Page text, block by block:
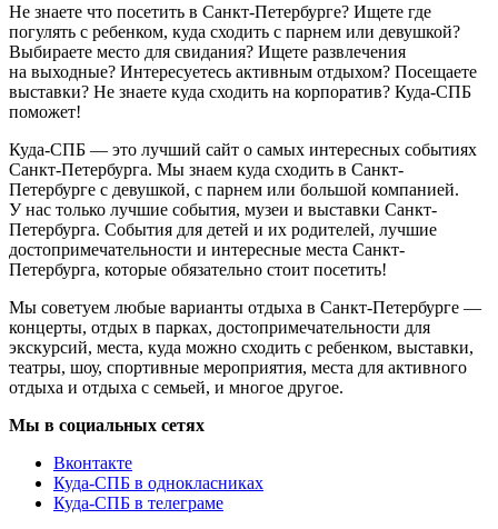
Не знаете что посетить в Санкт-Петербурге? Ищете где
погулять с ребенком, куда сходить с парнем или девушкой?
Выбираете место для свидания? Ищете развлечения
на выходные? Интересуетесь активным отдыхом? Посещаете
выставки? Не знаете куда сходить на корпоратив? Куда-СПБ
поможет!
Куда-СПБ — это лучший сайт о самых интересных событиях
Санкт-Петербурга. Мы знаем куда сходить в Санкт-
Петербурге с девушкой, с парнем или большой компанией.
У нас только лучшие события, музеи и выставки Санкт-
Петербурга. События для детей и их родителей, лучшие
достопримечательности и интересные места Санкт-
Петербурга, которые обязательно стоит посетить!
Мы советуем любые варианты отдыха в Санкт-Петербурге —
концерты, отдых в парках, достопримечательности для
экскурсий, места, куда можно сходить с ребенком, выставки,
театры, шоу, спортивные мероприятия, места для активного
отдыха и отдыха с семьей, и многое другое.
Мы в социальных сетях
Вконтакте
Куда-СПБ в однокласниках
Куда-СПБ в телеграме